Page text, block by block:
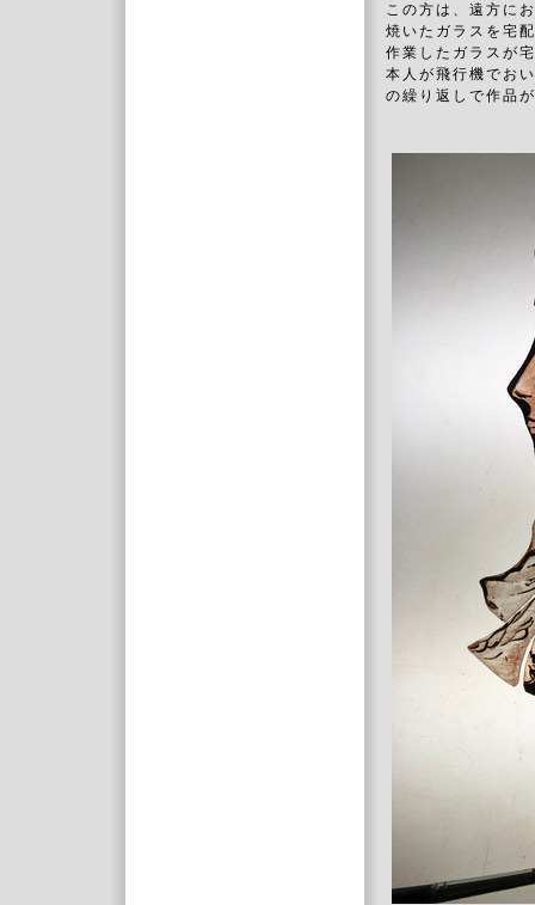
この方は、遠方に
焼いたガラスを宅
作業したガラスが
本人が飛行機でお
の繰り返しで作品